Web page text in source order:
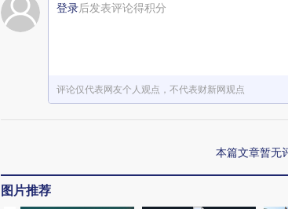
登录后发表评论得积分
评论仅代表网友个人观点，不代表财新网观点
本篇文章暂无
图片推荐